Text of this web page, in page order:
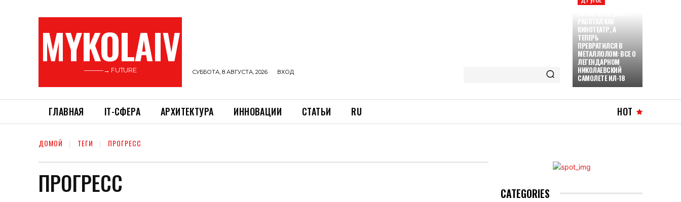
MYKOLAIV
———→ FUTURE СУББОТА, 8 АВГУСТА, 2026 ВХОД
РАБОТАЛ КАК
КИНОТЕАТР, А
ТЕПЕРЬ
ПРЕВРАТИЛСЯ В
МЕТАЛЛОЛОМ: ВСЕ О
ЛЕГЕНДАРНОМ
НИКОЛАЕВСКИЙ
САМОЛЕТЕ ИЛ-18
ГЛАВНАЯ ІТ-СФЕРА АРХИТЕКТУРА ИННОВАЦИИ СТАТЬИ RU HOT
ДОМОЙ ТЕГИ ПРОГРЕСС
ПРОГРЕСС CATEGORIES